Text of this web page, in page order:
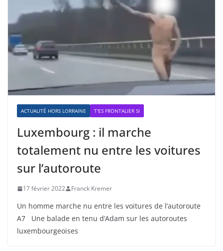
ACTUALITÉ HORS LORRAINE T'ES FRONTALIER SI
Luxembourg : il marche
totalement nu entre les voitures
sur l’autoroute
17 février 2022 Franck Kremer
Un homme marche nu entre les voitures de l’autoroute
A7 Une balade en tenu d’Adam sur les autoroutes
luxembourgeoises